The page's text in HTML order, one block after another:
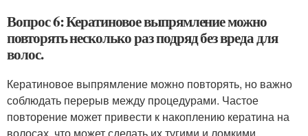
Вопрос 6: Кератиновое выпрямление можно
повторять несколько раз подряд без вреда для
волос.
Кератиновое выпрямление можно повторять, но важно
соблюдать перерыв между процедурами. Частое
повторение может привести к накоплению кератина на